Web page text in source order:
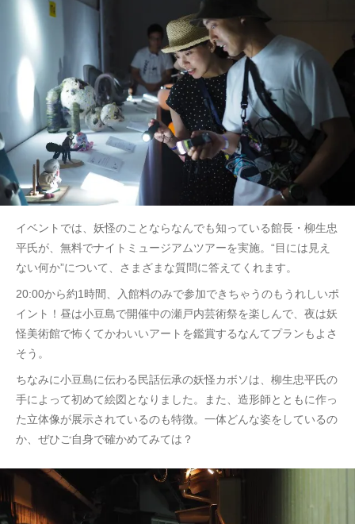
イベントでは、妖怪のことならなんでも知っている館長・柳生忠
平氏が、無料でナイトミュージアムツアーを実施。“目には見え
ない何か”について、さまざまな質問に答えてくれます。
20:00から約1時間、入館料のみで参加できちゃうのもうれしいポ
イント！昼は小豆島で開催中の瀬戸内芸術祭を楽しんで、夜は妖
怪美術館で怖くてかわいいアートを鑑賞するなんてプランもよさ
そう。
ちなみに小豆島に伝わる民話伝承の妖怪カボソは、柳生忠平氏の
手によって初めて絵図となりました。また、造形師とともに作っ
た立体像が展示されているのも特徴。一体どんな姿をしているの
か、ぜひご自身で確かめてみては？